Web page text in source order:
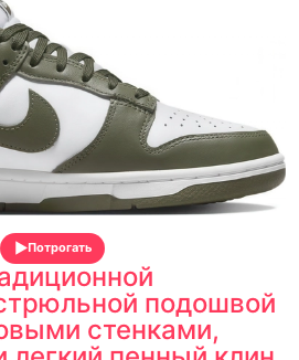
Потрогать
подошвой
стенками,